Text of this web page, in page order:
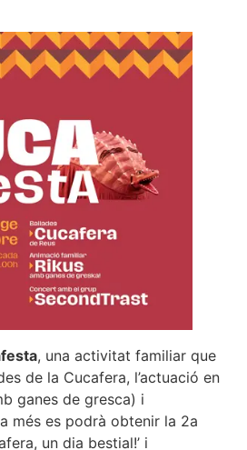
, una activitat familiar que
de la Cucafera, l’actuació en
ganes de gresca) i
més es podrà obtenir la 2a
un dia bestial!’ i